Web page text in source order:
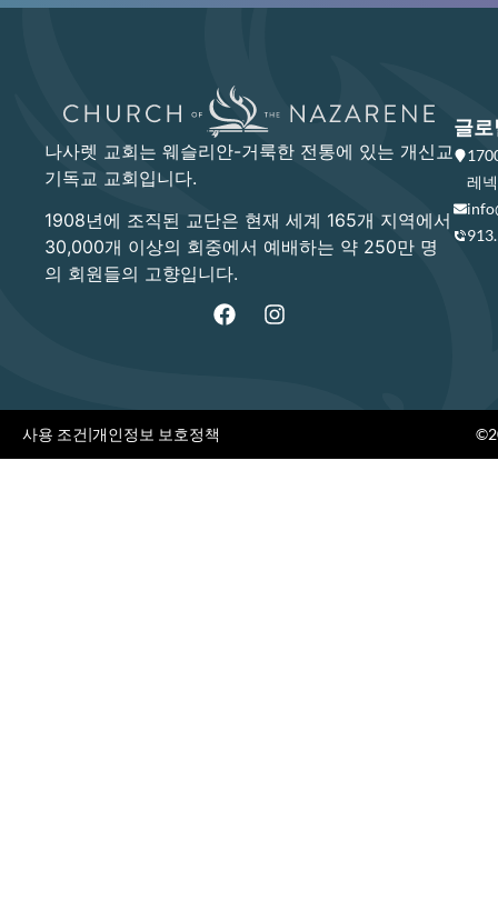
나사렛 교회는 웨슬리안-거룩한 전통에 있는 개신교
기독교 교회입니다.
1908년에 조직된 교단은 현재 세계 165개 지역에서
30,000개 이상의 회중에서 예배하는 약 250만 명
의 회원들의 고향입니다.
글로
레
사용 조건|개인정보 보호정책